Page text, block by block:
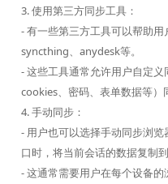
3. 使用第三方同步工具：
- 有一些第三方工具可以帮助
syncthing、anydesk等。
- 这些工具通常允许用户自定
cookies、密码、表单数据等）
4. 手动同步：
- 用户也可以选择手动同步浏
口时，将当前会话的数据复制到
- 这通常需要用户在每个设备的